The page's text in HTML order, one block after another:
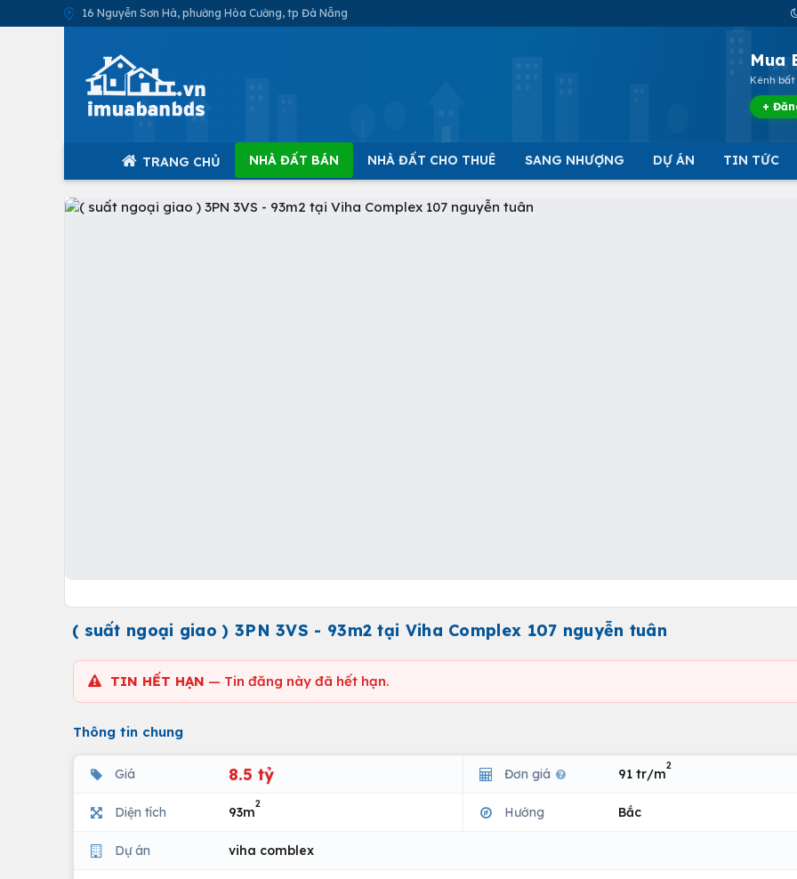
16 Nguyễn Sơn Hà, phường Hòa Cường, tp Đà Nẵng
Mua
Kênh
+
TRANG CHỦ NHÀ ĐẤT BÁN NHÀ ĐẤT CHO THUÊ SANG NHƯỢNG DỰ ÁN TIN TỨC
( suất ngoại giao ) 3PN 3VS - 93m2 tại Viha Complex 107 nguyễn tuân
TIN HẾT HẠN — Tin đăng này đã hết hạn.
Thông tin chung
Giá 8.5 tỷ Đơn giá 91 tr/m
2
Diện tích 93m
2
Hướng Bắc
Dự án viha comblex